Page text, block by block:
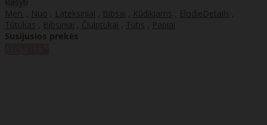
Mėn. , Nuo , Lateksiniai , Bibsai , Kūdikiams , ElodieDetails ,
Tūtukas , Bibsiniai , Čiulptukai , Tutis , Papiai
Susijusios prekės